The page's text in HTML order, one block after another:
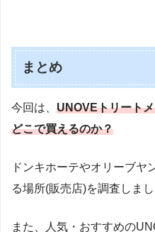
まとめ
今回は、 UNOVEトリート
どこで買えるのか？
ドンキホーテやオリーブヤ
る場所(販売店)を調査しまし
また、人気・おすすめの